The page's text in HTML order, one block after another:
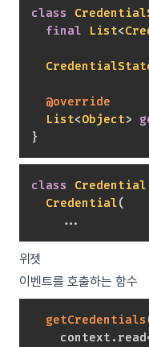
class
final
List<
@override
List<Object>
}
class Credential
Credential(
...
위젯
이벤트를 호출하는 함수
getCredentials
    context
. read